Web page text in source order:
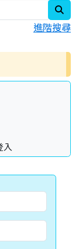
進階搜尋
入